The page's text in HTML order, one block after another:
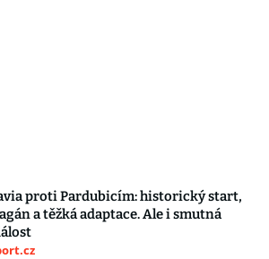
proti Pardubicím: historický start,
a těžká adaptace. Ale i smutná